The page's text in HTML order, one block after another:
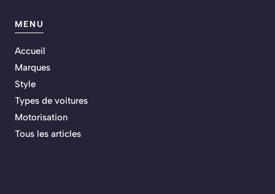
MENU
Accueil
Marques
Style
Types de voitures
Motorisation
Tous les articles